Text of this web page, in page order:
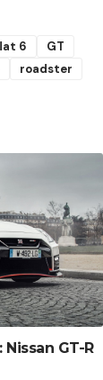
6
GT
roadster
Nissan GT-R